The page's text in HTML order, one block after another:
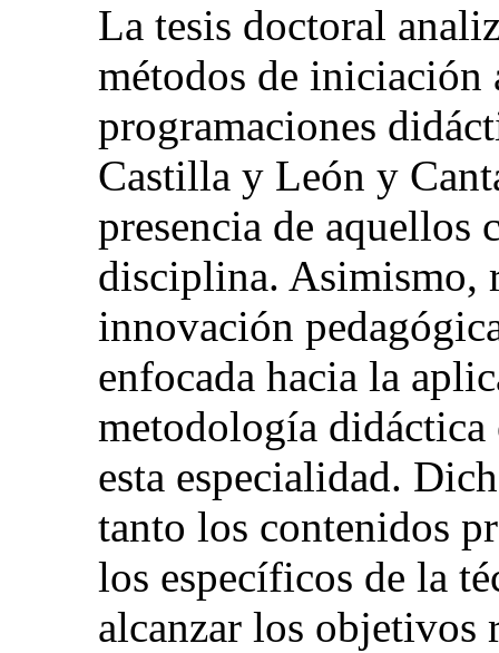
La tesis doctoral
métodos de iniciación
programaciones
Castilla y León y
presencia de aquellos
disciplina. Asimismo,
innovación
enfocada hacia la
metodología didáctica
esta especialidad.
tanto los contenidos
los específicos de la
alcanzar los objetivos